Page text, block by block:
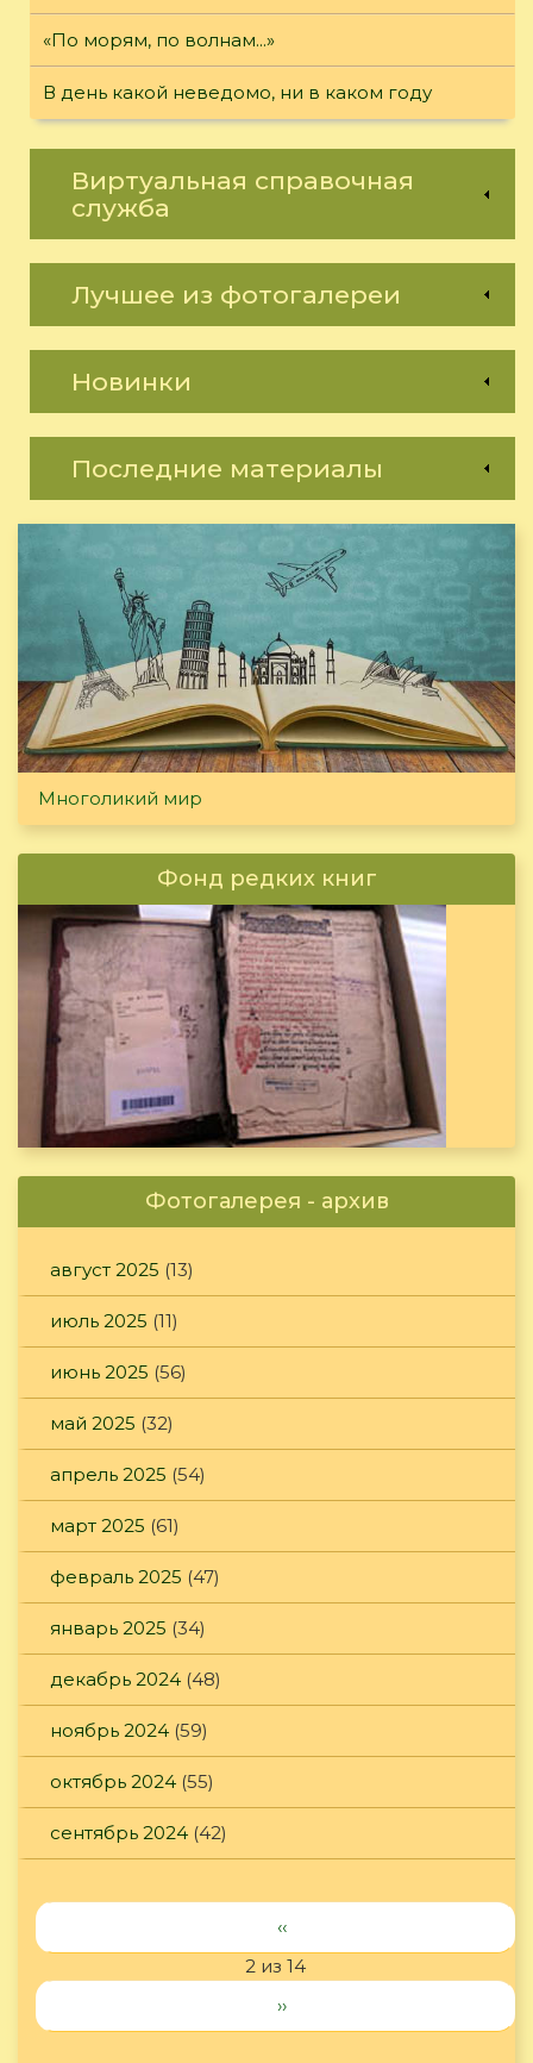
«По морям, по волнам...»
В день какой неведомо, ни в каком году
Виртуальная справочная
служба
Лучшее из фотогалереи
Новинки
Последние материалы
Многоликий мир
Фонд редких книг
Фотогалерея - архив
август 2025 (13)
июль 2025 (11)
июнь 2025 (56)
май 2025 (32)
апрель 2025 (54)
март 2025 (61)
февраль 2025 (47)
январь 2025 (34)
декабрь 2024 (48)
ноябрь 2024 (59)
октябрь 2024 (55)
сентябрь 2024 (42)
‹‹
2 из 14
››